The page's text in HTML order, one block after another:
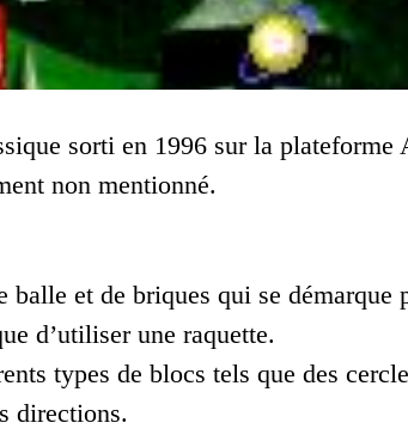
sorti en 1996 sur la
non mentionné.
balle et de briques qui se
d’utiliser une raquette.
types de blocs tels que des
directions.